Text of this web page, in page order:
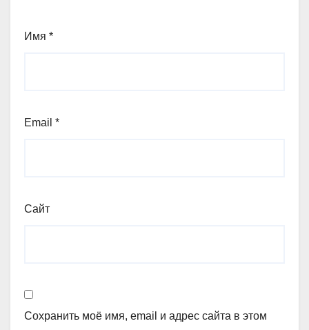
Имя *
Email *
Сайт
Сохранить моё имя, email и адрес сайта в этом